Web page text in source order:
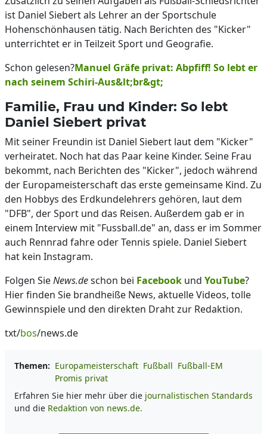
ist Daniel Siebert als Lehrer an der Sportschule
Hohenschönhausen tätig. Nach Berichten des "Kicker"
unterrichtet er in Teilzeit Sport und Geografie.
Schon gelesen?Manuel Gräfe privat: Abpfiff! So lebt er
nach seinem Schiri-Aus&lt;br&gt;
Familie, Frau und Kinder: So lebt
Daniel Siebert privat
Mit seiner Freundin ist Daniel Siebert laut dem "Kicker"
verheiratet. Noch hat das Paar keine Kinder. Seine Frau
bekommt, nach Berichten des "Kicker", jedoch während
der Europameisterschaft das erste gemeinsame Kind. Zu
den Hobbys des Erdkundelehrers gehören, laut dem
"DFB", der Sport und das Reisen. Außerdem gab er in
einem Interview mit "Fussball.de" an, dass er im Sommer
auch Rennrad fahre oder Tennis spiele. Daniel Siebert
hat kein Instagram.
Folgen SieNews.deschon bei Facebook und YouTube?
Hier finden Sie brandheiße News, aktuelle Videos, tolle
Gewinnspiele und den direkten Draht zur Redaktion.
txt/bos/news.de
Themen: Europameisterschaft Fußball Fußball-EM
Promis privat
Erfahren Sie hier mehr über die journalistischen Standards
und die Redaktion von news.de.